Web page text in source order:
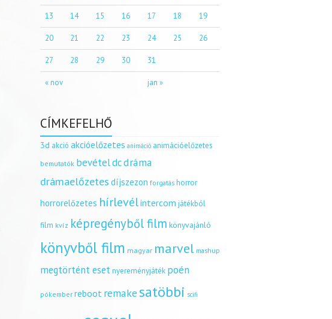
« nov jan »
13 14 15 16 17 18 19
20 21 22 23 24 25 26
27 28 29 30 31
CÍMKEFELHŐ
3d akció akcióelőzetes animáció animációelőzetes
bemutatók bevételdcdráma
drámaelőzetes díjszezon forgatás horror
horrorelőzetes hírlevélintercom játékból
film kvíz képregényből film könyvajánló
könyvből film magyar marvel mashup
megtörtént esetnyereményjáték poén
pókember reboot remakesatöbbi scifi